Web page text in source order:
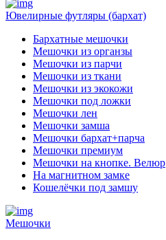
Ювелирные футляры (бархат)
Бархатные мешочки
Мешочки из органзы
Мешочки из парчи
Мешочки из ткани
Мешочки из экокожи
Мешочки под ложки
Мешочки лен
Мешочки замша
Мешочки бархат+парча
Мешочки премиум
Мешочки на кнопке. Велюр
На магнитном замке
Кошелёчки под замшу
Мешочки